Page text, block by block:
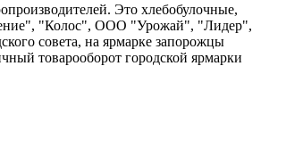
Это хлебобулочные,
"Колос", ООО "Урожай", "Лидер",
совета, на ярмарке запорожцы
товарооборот городской ярмарки